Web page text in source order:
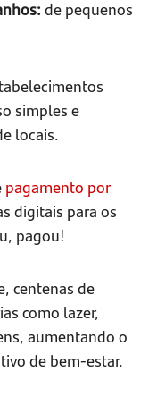
de pequenos
simples e
locais.
pagamento por
digitais para os
pagou!
centenas de
como lazer,
aumentando o
de bem-estar.